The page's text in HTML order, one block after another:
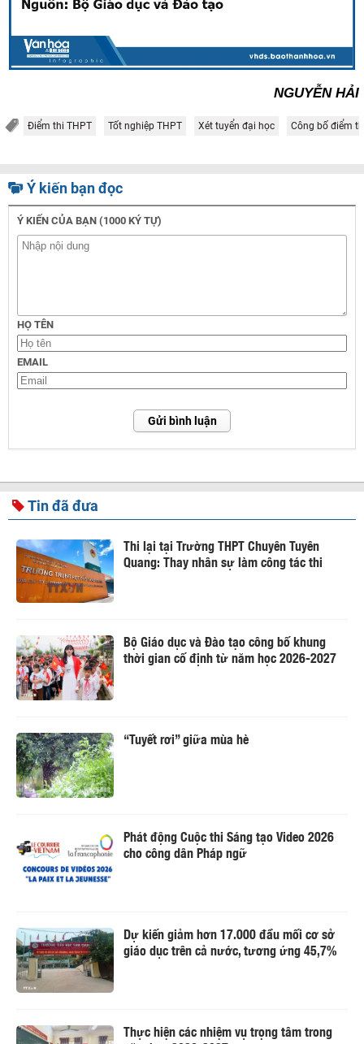
NGUYỄN HẢI
Điểm thi THPT Tốt nghiệp THPT Xét tuyển đại học Công bố điểm
Ý kiến bạn đọc
Ý KIẾN CỦA BẠN (1000 KÝ TỰ)
HỌ TÊN
EMAIL
Gửi bình luận
Tin đã đưa
Thi lại tại Trường THPT Chuyên Tuyên
Quang: Thay nhân sự làm công tác thi
Bộ Giáo dục và Đào tạo công bố khung
thời gian cố định từ năm học 2026-2027
“Tuyết rơi” giữa mùa hè
Phát động Cuộc thi Sáng tạo Video 2026
cho công dân Pháp ngữ
Dự kiến giảm hơn 17.000 đầu mối cơ sở
giáo dục trên cả nước, tương ứng 45,7%
Thực hiện các nhiệm vụ trọng tâm trong